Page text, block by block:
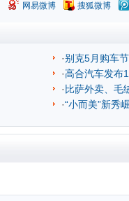
网易微博 搜狐微博
·别克5月购车
·高合汽车发布
· 比萨外卖、
·“小而美”新秀